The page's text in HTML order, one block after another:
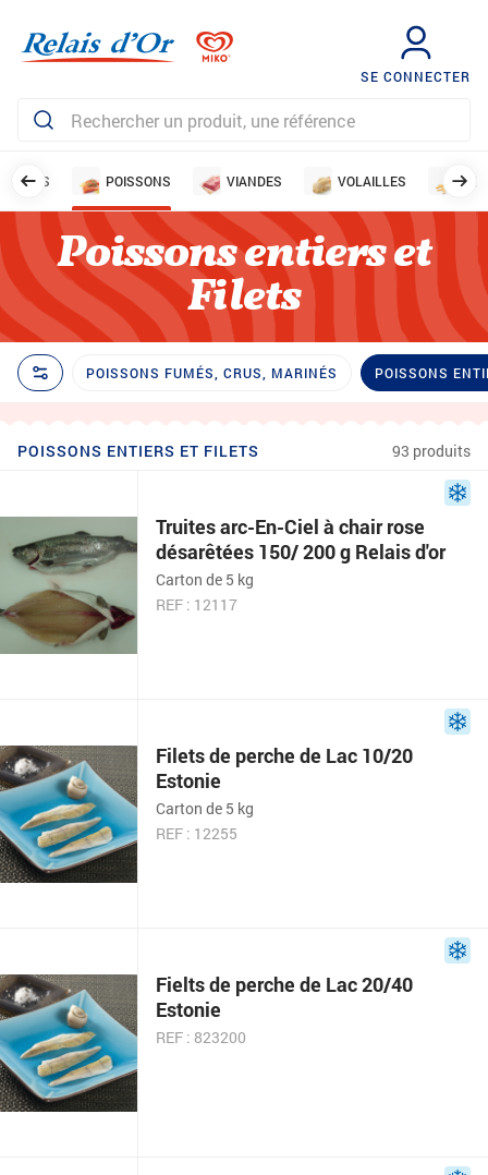
SE CONNECTER
POISSONS VIANDES VOLAILLES
Poissons entiers et
Filets
POISSONS FUMÉS, CRUS, MARINÉS POISSONS
POISSONS ENTIERS ET FILETS 93 produits
Truites arc-En-Ciel à chair rose
désarêtées 150/ 200 g Relais d'or
Carton de 5 kg
REF : 12117
Filets de perche de Lac 10/20
Estonie
Carton de 5 kg
REF : 12255
Fielts de perche de Lac 20/40
Estonie
REF : 823200